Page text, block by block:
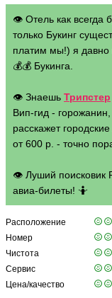
👁 Отель как всегда
только Букинг
платим мы!) я давно
💰💰 Букинга.
👁 Знаешь Трипстер
Вип-гид -
расскажет
от 600 р. - точно
👁 Луший поисковик
авиа-билеты! 🤷
Расположение
Номер
Чистота
Сервис
Цена/качество